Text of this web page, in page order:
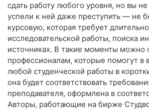
сдать работу любого уровня, но вы не
успели к ней даже преступить — не
курсовую, которая требует
исследовательской работы, поиска
источниках. В такие моменты можно
профессионалам, которые помогут в
любой студенческой работы в
она будет соответствовать
преподавателя, оформлена в
Авторы, работающие на бирже